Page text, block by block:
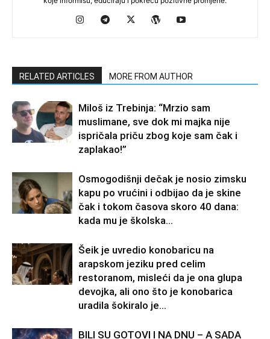
RELATED ARTICLES MORE FROM AUTHOR
Miloš iz Trebinja: “Mrzio sam
muslimane, sve dok mi majka nije
ispričala priču zbog koje sam čak i
zaplakao!”
Osmogodišnji dečak je nosio zimsku
kapu po vrućini i odbijao da je skine
čak i tokom časova skoro 40 dana:
kada mu je školska...
Šeik je uvredio konobaricu na
arapskom jeziku pred celim
restoranom, misleći da je ona glupa
devojka, ali ono što je konobarica
uradila šokiralo je...
BILI SU GOTOVI I NA DNU – A SADA